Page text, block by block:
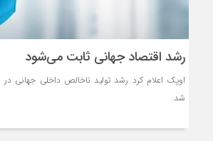
رشد اقتصاد جهانی ثابت می‌شود
شد.